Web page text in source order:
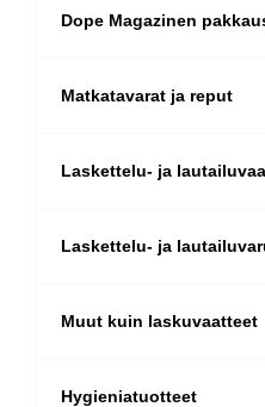
Dope Magazinen
Matkatavarat ja reput
Laskettelu- ja
Laskettelu- ja
Muut kuin laskuvaatteet
Hygieniatuotteet